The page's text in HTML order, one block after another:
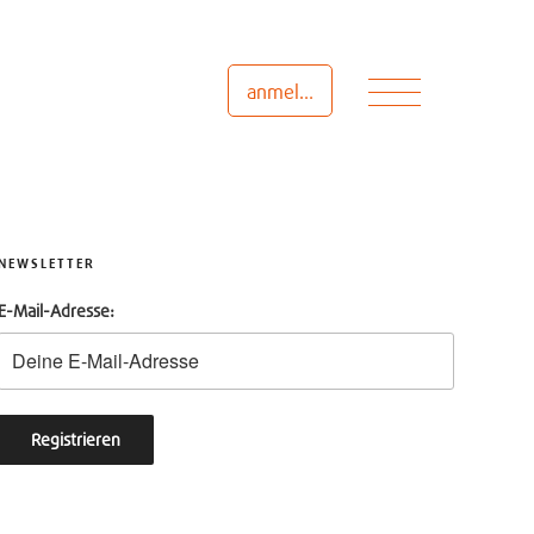
anmelden Menü
E-Mail-Adresse: